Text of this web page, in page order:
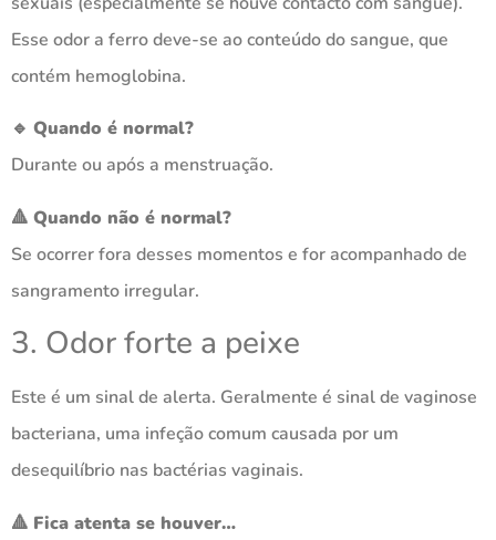
Esse odor a ferro deve-se ao conteúdo do sangue, que
contém hemoglobina.
🔹 Quando é normal?
Durante ou após a menstruação.
🔺 Quando não é normal?
Se ocorrer fora desses momentos e for acompanhado de
sangramento irregular.
3. Odor forte a peixe
Este é um sinal de alerta. Geralmente é sinal de vaginose
bacteriana, uma infeção comum causada por um
desequilíbrio nas bactérias vaginais.
🔺 Fica atenta se houver…